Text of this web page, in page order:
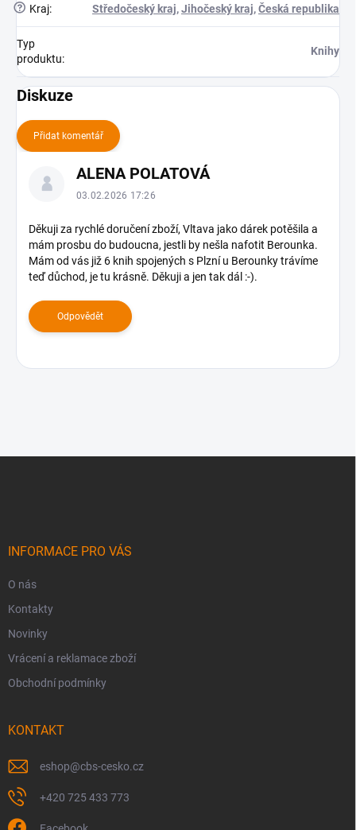
? Kraj: Středočeský kraj,Jihočeský kraj,Česká republika
Typ
produktu:
Knihy
Diskuze
Přidat komentář
ALENA POLATOVÁ
03.02.2026 17:26
Děkuji za rychlé doručení zboží, Vltava jako dárek potěšila a
mám prosbu do budoucna, jestli by nešla nafotit Berounka.
Mám od vás již 6 knih spojených s Plzní u Berounky trávíme
teď důchod, je tu krásně. Děkuji a jen tak dál :-).
Odpovědět
INFORMACE PRO VÁS
O nás
Kontakty
Novinky
Vrácení a reklamace zboží
Obchodní podmínky
KONTAKT
eshop@cbs-cesko.cz
+420 725 433 773